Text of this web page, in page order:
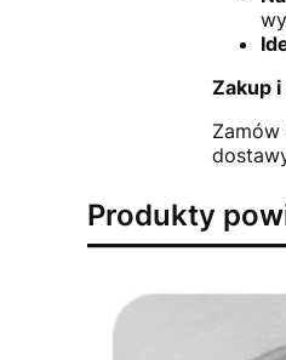
Zakup
Zamów
Produkty